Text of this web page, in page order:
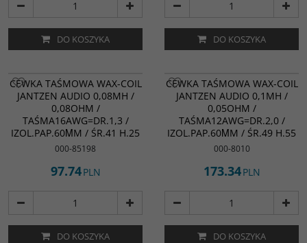
DO KOSZYKA DO KOSZYKA
CEWKA TAŚMOWA WAX-COIL
JANTZEN AUDIO 0,08MH /
0,08OHM /
TAŚMA16AWG=DR.1,3 /
IZOL.PAP.60ΜM / ŚR.41 H.25
000-85198
97.74PLN
DO KOSZYKA
CEWKA TAŚMOWA WAX-COIL
JANTZEN AUDIO 0,1MH /
0,05OHM /
TAŚMA12AWG=DR.2,0 /
IZOL.PAP.60ΜM / ŚR.49 H.55
000-8010
173.34PLN
DO KOSZYKA